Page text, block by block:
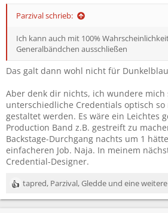
Parzival schrieb:
Ich kann auch mit 100%
Generalbändchen ausschließen
Das galt dann wohl nicht für
Aber denk dir nichts, ich wundere mich
unterschiedliche Credentials optisch
gestaltet werden. Es wäre ein Leichtes
Production Band z.B. gestreift zu
Backstage-Durchgang nachts um 1
einfacheren Job. Naja. In meinem
Credential-Designer.
R
e
tapred, Parzival,Gledde und eine